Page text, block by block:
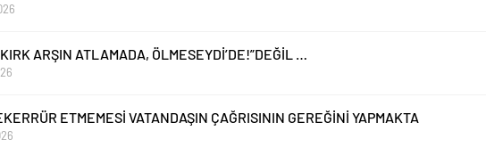
ARŞIN ATLAMADA, ÖLMESEYDİ’DE!”DEĞİL …
ETMEMESİ VATANDAŞIN ÇAĞRISININ GEREĞİNİ YAPMAKTA